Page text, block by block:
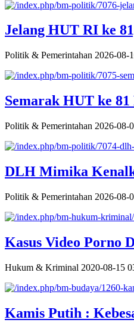
Jelang HUT RI ke
Politik & Pemerintahan 2026-08-
Semarak HUT ke
Politik & Pemerintahan 2026-08-
DLH Mimika
Politik & Pemerintahan 2026-08-
Kasus Video Porno
Hukum & Kriminal 2020-08-15
Kamis Putih :